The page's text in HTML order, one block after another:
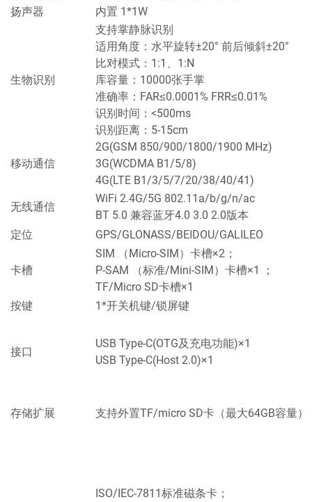
扬声器
内置 1*1W
生物识别
支持掌静脉识别
适用角度：水平旋转±20° 前后倾斜±20°
比对模式：1:1、1:N
库容量：10000张手掌
准确率：FAR≤0.0001% FRR≤0.01%
识别时间：<500ms
识别距离：5-15cm
移动通信
2G(GSM 850/900/1800/1900 MHz)
3G(WCDMA B1/5/8)
4G(LTE B1/3/5/7/20/38/40/41)
无线通信
WiFi 2.4G/5G 802.11a/b/g/n/ac
BT 5.0 兼容蓝牙4.0 3.0 2.0版本
定位
GPS/GLONASS/BEIDOU/GALILEO
卡槽
SIM （Micro-SIM）卡槽×2；
P-SAM （标准/Mini-SIM）卡槽×1 ；
TF/Micro SD卡槽×1
按键
1*开关机键/锁屏键
接口
USB Type-C(OTG及充电功能)×1
USB Type-C(Host 2.0)×1
存储扩展 支持外置TF/micro SD卡（最大64GB容量）
ISO/IEC-7811标准磁条卡；